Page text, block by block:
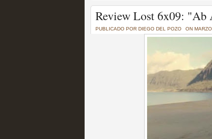
Un recorrido por
of Thrones a través
Recomendación de la semana
La burbuja de los
Review Lost 6x09: "Ab
PUBLICADO POR DIEGO DEL POZO ON